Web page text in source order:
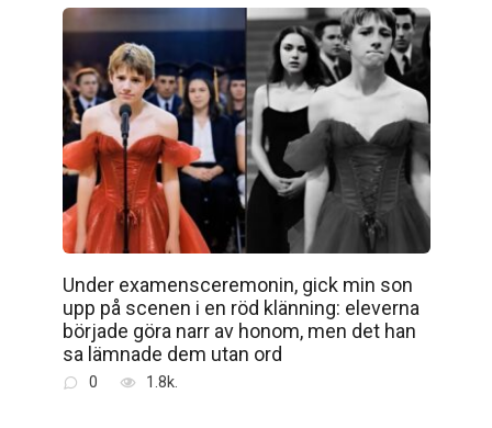
Under examensceremonin, gick min son
upp på scenen i en röd klänning: eleverna
började göra narr av honom, men det han
sa lämnade dem utan ord
0 1.8k.